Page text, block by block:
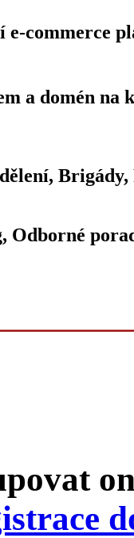
e-commerce
a domén na
Odborné